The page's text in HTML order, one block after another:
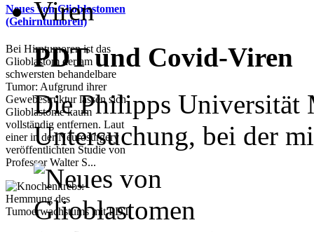
Neues von Glioblastomen
(Gehirntumoren)
Bei Hirntumoren ist das
Glioblastom der am
schwersten behandelbare
Tumor: Aufgrund ihrer
Gewebestruktur lassen sich
Glioblastome kaum
vollständig entfernen. Laut
einer in der Neurosurgery
veröffentlichten Studie von
Professor Walter S...
PDT und Covid-Viren
Die Philipps Universität
Untersuchung, bei der